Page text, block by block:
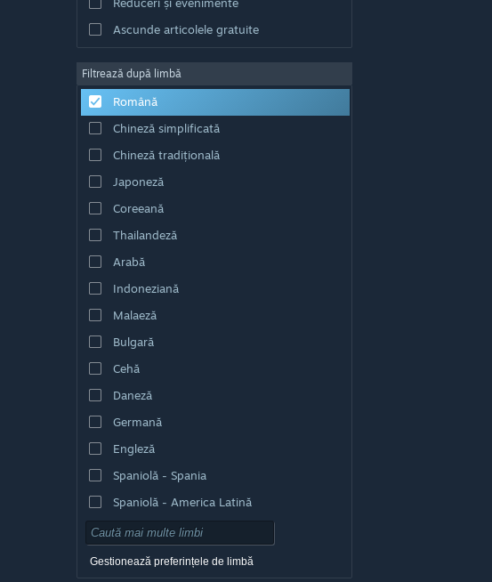
Ascunde articolele gratuite
Filtrează după limbă
Română
Chineză simplificată
Chineză tradițională
Japoneză
Coreeană
Thailandeză
Arabă
Indoneziană
Malaeză
Bulgară
Cehă
Daneză
Germană
Engleză
Spaniolă - Spania
Spaniolă - America Latină
Gestionează preferințele de limbă